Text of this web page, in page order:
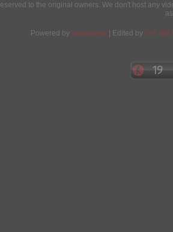
to the original owners. We don't host any
Powered by Wordpress | Edited by Yes We